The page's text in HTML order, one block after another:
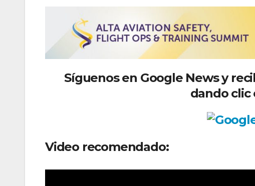
Síguenosen Google News y
dando clic
Video recomendado: